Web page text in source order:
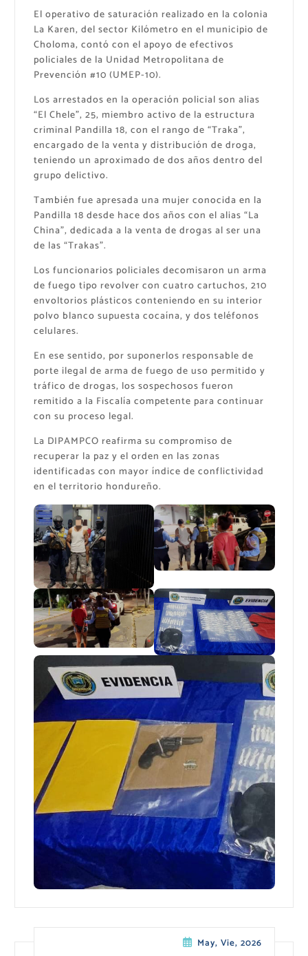
El operativo de saturación realizado en la colonia
La Karen, del sector Kilómetro en el municipio de
Choloma, contó con el apoyo de efectivos
policiales de la Unidad Metropolitana de
Prevención #10 (UMEP-10).
Los arrestados en la operación policial son alias
“El Chele”, 25, miembro activo de la estructura
criminal Pandilla 18, con el rango de “Traka”,
encargado de la venta y distribución de droga,
teniendo un aproximado de dos años dentro del
grupo delictivo.
También fue apresada una mujer conocida en la
Pandilla 18 desde hace dos años con el alias “La
China”, dedicada a la venta de drogas al ser una
de las “Trakas”.
Los funcionarios policiales decomisaron un arma
de fuego tipo revolver con cuatro cartuchos, 210
envoltorios plásticos conteniendo en su interior
polvo blanco supuesta cocaína, y dos teléfonos
celulares.
En ese sentido, por suponerlos responsable de
porte ilegal de arma de fuego de uso permitido y
tráfico de drogas, los sospechosos fueron
remitido a la Fiscalía competente para continuar
con su proceso legal.
La DIPAMPCO reafirma su compromiso de
recuperar la paz y el orden en las zonas
identificadas con mayor índice de conflictividad
en el territorio hondureño.
May, Vie, 2026